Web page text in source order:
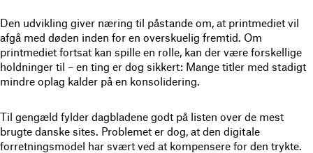
Den udvikling giver næring til påstande om, at printmediet vil
afgå med døden inden for en overskuelig fremtid. Om
printmediet fortsat kan spille en rolle, kan der være forskellige
holdninger til – en ting er dog sikkert: Mange titler med stadigt
mindre oplag kalder på en konsolidering.
Til gengæld fylder dagbladene godt på listen over de mest
brugte danske sites. Problemet er dog, at den digitale
forretningsmodel har svært ved at kompensere for den trykte.